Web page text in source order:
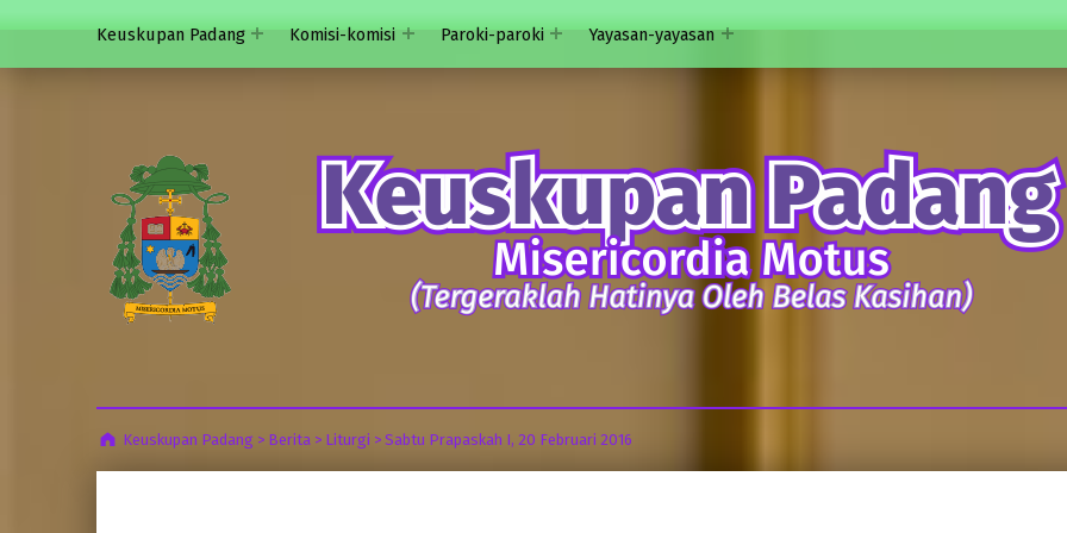
Keuskupan Padang
Komisi-komisi Paroki-paroki Yayasan-yayasan
Keuskupan Padang > Berita > Liturgi >Sabtu Prapaskah I, 20 Februari 2016